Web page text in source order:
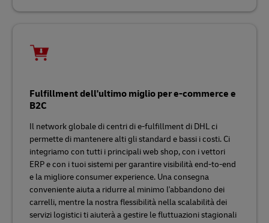
Fulfillment dell'ultimo miglio per e-commerce e
B2C
Il network globale di centri di e-fulfillment di DHL ci
permette di mantenere alti gli standard e bassi i costi. Ci
integriamo con tutti i principali web shop, con i vettori
ERP e con i tuoi sistemi per garantire visibilità end-to-end
e la migliore consumer experience. Una consegna
conveniente aiuta a ridurre al minimo l'abbandono dei
carrelli, mentre la nostra flessibilità nella scalabilità dei
servizi logistici ti aiuterà a gestire le fluttuazioni stagionali